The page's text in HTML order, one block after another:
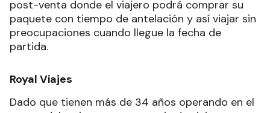
post-venta donde el viajero podrá comprar su
paquete con tiempo de antelación y así viajar sin
preocupaciones cuando llegue la fecha de
partida.
Royal Viajes
Dado que tienen más de 34 años operando en el